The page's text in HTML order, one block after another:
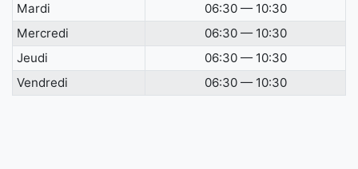
Mardi
06:30 — 10:30
Mercredi
06:30 — 10:30
Jeudi
06:30 — 10:30
Vendredi
06:30 — 10:30